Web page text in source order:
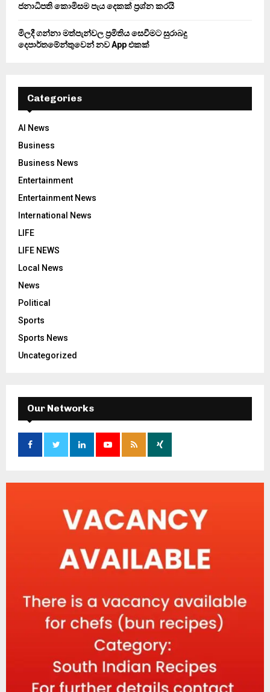
ජනාධිපති කොමිසම පැය දෙකක් ප්‍රශ්න කරයි
මිලදී ගන්නා මත්පැන්වල ප්‍රමිතිය සෙවීමට සුරාබදු
දෙපාර්තමේන්තුවෙන් නව App එකක්
Categories
AI News
Business
Business News
Entertainment
Entertainment News
International News
LIFE
LIFE NEWS
Local News
News
Political
Sports
Sports News
Uncategorized
Our Networks